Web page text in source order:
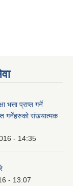
प्राप्त गर्ने
गर्नेहरुको संखयात्मक
- 14:35
- 13:07